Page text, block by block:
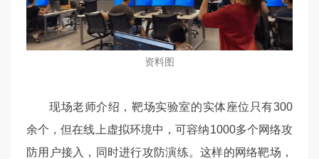
资料图
现场老师介绍，靶场实验室的实体座位只有300
余个，但在线上虚拟环境中，可容纳1000多个网络攻
防用户接入，同时进行攻防演练。这样的网络靶场，